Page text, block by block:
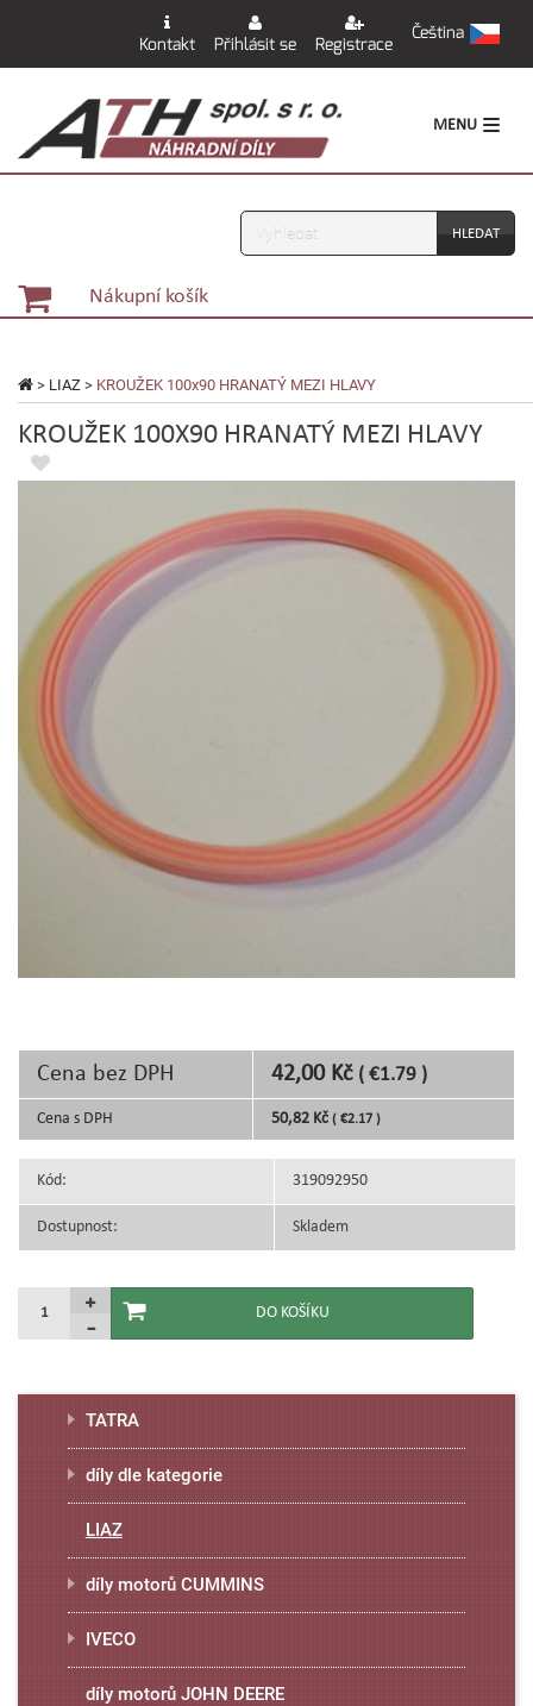
Kontakt Přihlásit se Registrace
Čeština
MENU
Vyhledávání
Nákupní košík
> LIAZ > KROUŽEK 100x90 HRANATÝ MEZI HLAVY
KROUŽEK 100X90 HRANATÝ MEZI HLAVY
Cena bez DPH 42,00 Kč ( €1.79 )
Cena s DPH 50,82 Kč ( €2.17 )
Kód: 319092950
Dostupnost: Skladem
TATRA
díly dle kategorie
LIAZ
díly motorů CUMMINS
IVECO
díly motorů JOHN DEERE